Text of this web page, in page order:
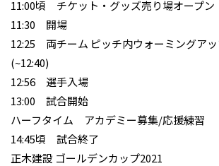
11:00頃 チケット・グッズ売り場オープン
11:30 開場
12:25 両チーム ピッチ内ウォーミングア
(~12:40)
12:56 選手入場
13:00 試合開始
ハーフタイム アカデミー募集/応援練習
14:45頃 試合終了
正木建設 ゴールデンカップ2021